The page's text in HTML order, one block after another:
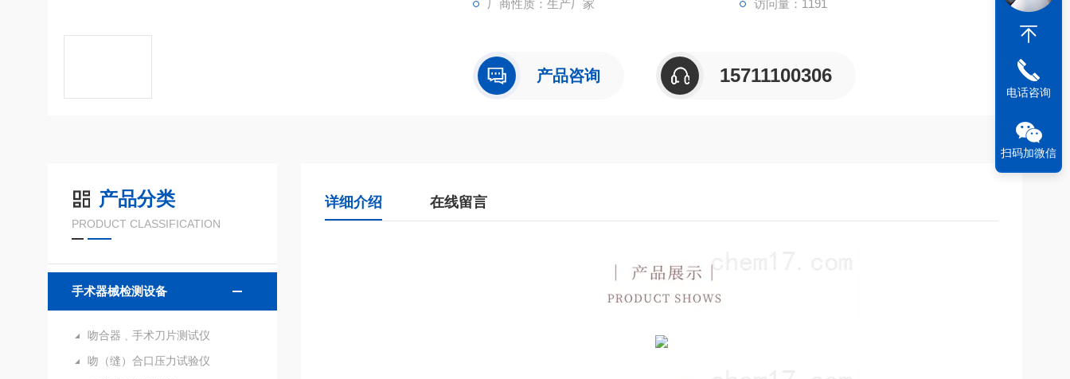
厂商性质：生产厂家 访问量：1191
产品咨询 15711100306
产品分类
PRODUCT CLASSIFICATION
手术器械检测设备
吻合器﹑手术刀片测试仪
吻（缝）合口压力试验仪
详细介绍 在线留言
电话咨询
扫码加微信